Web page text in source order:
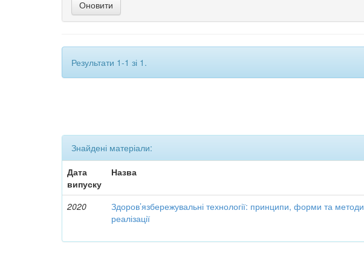
Результати 1-1 зі 1.
Знайдені матеріали:
Дата
випуску
Назва
2020
Здоров’язбережувальні технології: принципи, форми та методи
реалізації